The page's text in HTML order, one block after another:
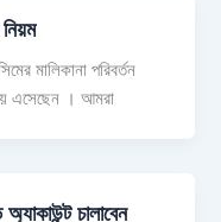
মালিকানা পরিবর্তন
এসেছেন । আমরা
চালাবেন